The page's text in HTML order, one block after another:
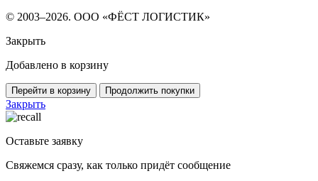
© 2003–2026. ООО «ФЁСТ ЛОГИСТИК»
Закрыть
Добавлено в корзину
Перейти в корзину Продолжить покупки
Закрыть
Оставьте заявку
Свяжемся сразу, как только придёт сообщение